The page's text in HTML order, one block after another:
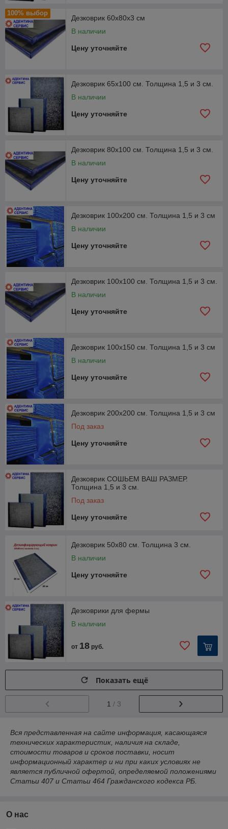
100% выбор
Дезковрик 60х80х3 см
В наличии
Цену уточняйте
Дезковрик 65х100 см. Толщина 1,5 и 3 см.
В наличии
Цену уточняйте
Дезковрик 80х100 см. Толщина 1,5 и 3 см.
В наличии
Цену уточняйте
Дезковрик 100х200 см. Толщина 1,5 и 3 см
В наличии
Цену уточняйте
Дезковрик 100х100 см. Толщина 1,5 и 3 см.
В наличии
Цену уточняйте
Дезковрик 100х150 см. Толщина 1,5 и 3 см
В наличии
Цену уточняйте
Дезковрик 200х200 см. Толщина 1,5 и 3 см
Под заказ
Цену уточняйте
Дезковрик СОШЬЕМ ВАШ РАЗМЕР.
Толщина 1,5 и 3 см.
Под заказ
Цену уточняйте
Дезковрик 50х80 см. Толщина 3 см.
В наличии
Цену уточняйте
Дезковрики для фермы
В наличии
от 18 руб.
Показать ещё
1 / 3
Вся представленная на сайте информация, касающаяся
технических характеристик, наличия на складе,
стоимости товаров и сроков поставки, носит
информационный характер и ни при каких условиях не
является публичной офертой, определяемой положениями
Статьи 407 и Статьи 464 Гражданского кодекса РБ.
О нас